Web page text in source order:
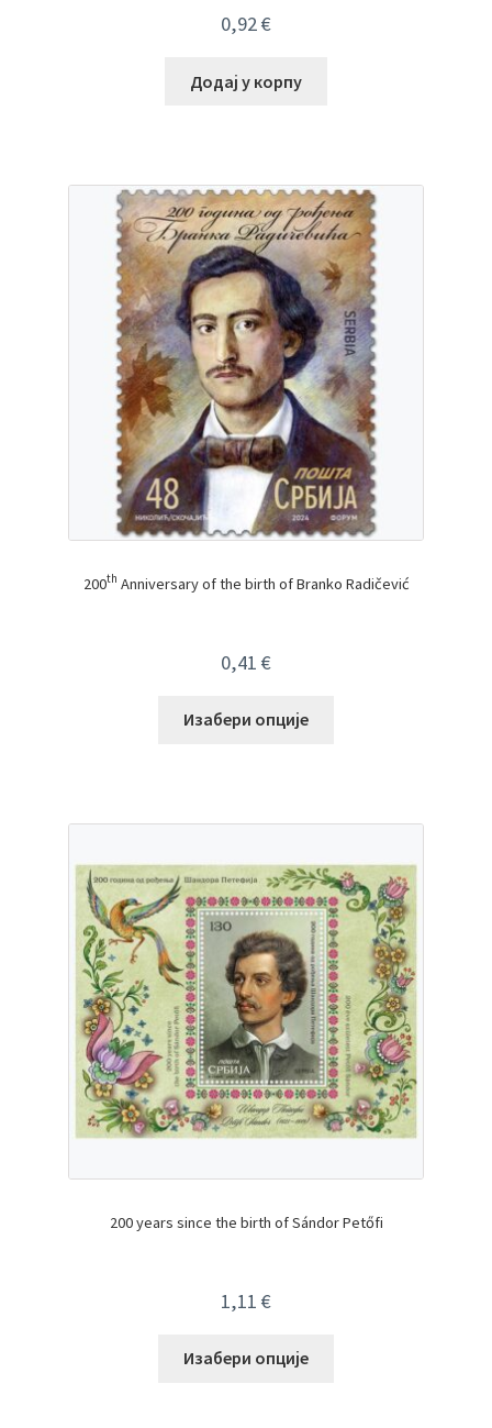
0,92€
Додај у корпу
200th Anniversary of the birth of Branko Radičević
0,41 €
Изабери опције
200 years since the birth of Sándor Petőfi
1,11 €
Изабери опције